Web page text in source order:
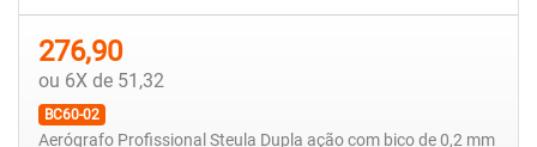
276,90
ou 6X de 51,32
BC60-02
Aerógrafo Profissional Steula Dupla ação com bico de 0,2 mm